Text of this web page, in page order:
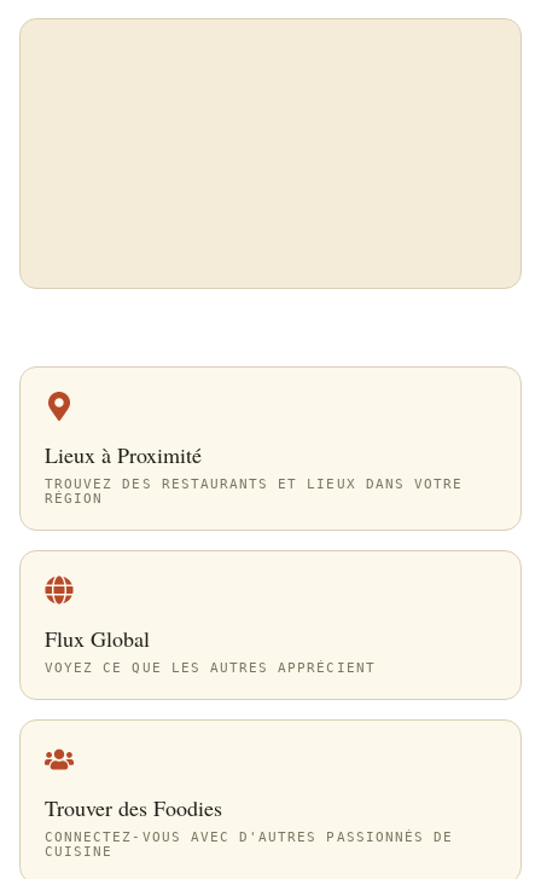
Lieux à Proximité
TROUVEZ DES RESTAURANTS ET LIEUX DANS VOTRE
RÉGION
Flux Global
VOYEZ CE QUE LES AUTRES APPRÉCIENT
Trouver des Foodies
CONNECTEZ-VOUS AVEC D'AUTRES PASSIONNÉS DE
CUISINE